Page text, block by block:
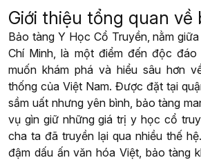
Giới thiệu tổng quan về
Bảo tàng Y Học Cổ Truyền, nằm
Chí Minh, là một điểm đến độc
muốn khám phá và hiểu sâu hơn
thống của Việt Nam. Được đặt tại
sầm uất nhưng yên bình, bảo tàng
vụ gìn giữ những giá trị y học cổ
cha ta đã truyền lại qua nhiều thế
đậm dấu ấn văn hóa Việt, bảo tàng